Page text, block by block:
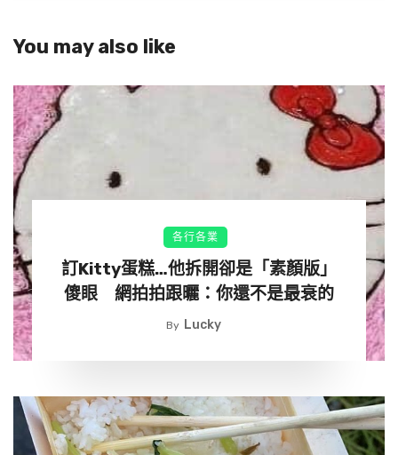
在當下的狀況，雖說信仰是司機先生的個人自由，且司機全
程靜默不語，並沒有跟該名女網友搭話，最後也有把她載送
到目的地，但女網友仍是用手機把這趟搭車過程、車內場景
都拍下來，事後上傳社群網站，她認為計程車是一項服務
業，司機是服務者，不應該把自己的信仰透過這樣的方式，
強迫乘客也必須全程接收，她覺得觀感不太好。
而，也有人認為，只要司機沒有對她的人身安全造成
影響，而且有把她送到目的地，就無須大驚小怪。
You may also like
各行各業
訂Kitty蛋糕…他拆開卻是「素顏版」
傻眼 網拍拍跟曬：你還不是最衰的
By Lucky